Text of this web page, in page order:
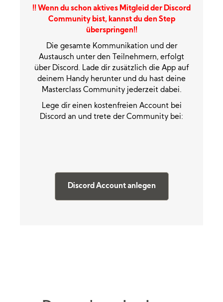
!! Wenn du schon aktives Mitgleid der Discord
Community bist, kannst du den Step
überspringen!!
Die gesamte Kommunikation und der
Austausch unter den Teilnehmern, erfolgt
über Discord. Lade dir zusätzlich die App auf
deinem Handy herunter und du hast deine
Masterclass Community jederzeit dabei.
Lege dir einen kostenfreien Account bei
Discord an und trete der Community bei:
Discord Account anlegen